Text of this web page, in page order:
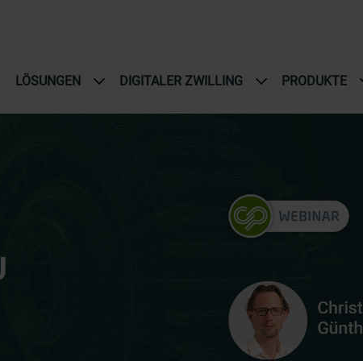
LÖSUNGEN DIGITALER ZWILLING PRODUKTE